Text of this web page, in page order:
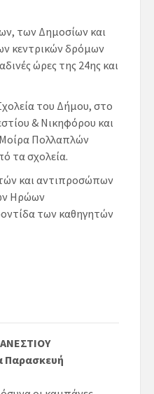
των Δημοσίων και
κεντρικών δρόμων
ώρες της 24ης και
του Δήμου, στο
& Νικηφόρου και
Πολλαπλών
τα σχολεία.
και αντιπροσώπων
Ηρώων
των καθηγητών
Παρασκευή